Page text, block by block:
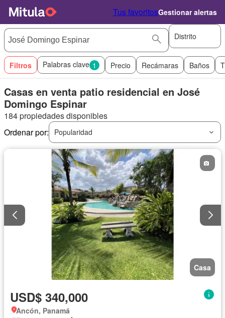
Tus favoritosGestionar alertas
Distrito
Filtros Palabras clave 1 Precio Recámaras Baños
Casas en venta patio residencial en José
Domingo Espinar
184 propiedades disponibles
Ordenar por:
Popularidad
Casa
USD$ 340,000
Ancón, Panamá